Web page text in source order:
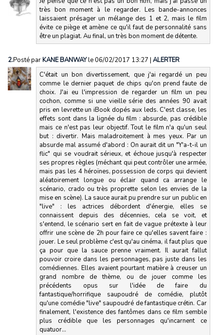
très bon moment à le regarder. Les bande-annonces
laissaient présager un mélange des 1 et 2, mais le film
évite ce piège et amène ce qu'il faut de personnalité sans
être un plagiat. Au final, un très bon moment de détente.
2.Posté parKANE BANWAYle 06/02/2017 13:27 | ALERTER
C'était un bon divertissement, que j'ai regardé un peu
comme le dernier paquet de chips qu'on prend faute de
choix. J'ai eu l'impression de regarder un film un peu
cochon, comme si une vieille série des années 90 avait
pris en levrette un iBook dopés aux leds. C'est classe, les
effets sont dans la lignée du film : absurde, pas crédible
mais ce n'est pas leur objectif. Tout le film n'a qu'un seul
but : divertir. Mais maladroitement à mes yeux. Par un
absurde mal assumé d'abord : On aurait dit un "Y'a-t-il un
flic" qui se voudrait sérieux, et échoue jusqu'à respecter
ses propres règles (méchant qui peut contrôler une armée,
mais pas les 4 héroïnes, possession de corps qui devient
aléatoirement longue ou éclair quand ca arrange le
scénario, crado ou très proprette selon les envies de la
mise en scène). La sauce aurait pu prendre sur un public en
"live" : les actrices débordent d'énergie, elles se
connaissent depuis des décennies, cela se voit, et
s'entend, le scénario sert en fait de vague prétexte à leur
offrir une scène de 2h pour faire ce qu'elles savent faire :
jouer. Le seul problème c'est qu'au cinéma, il faut plus que
ça pour que la sauce prenne vraiment. Il aurait fallut
pouvoir croire dans les personnages, pas juste dans les
comédiennes. Elles avaient pourtant matière à creuser un
grand nombre de thème, ou de jouer comme les
précédents opus sur l'idée de faire du
fantastique/horrifique saupoudré de comédie, plutôt
qu'une comédie "live" saupoudré de fantastique crétin. Car
finalement, l'existence des fantômes dans ce film semble
plus crédible que les personnages qu'incarnent ce
quatuor...